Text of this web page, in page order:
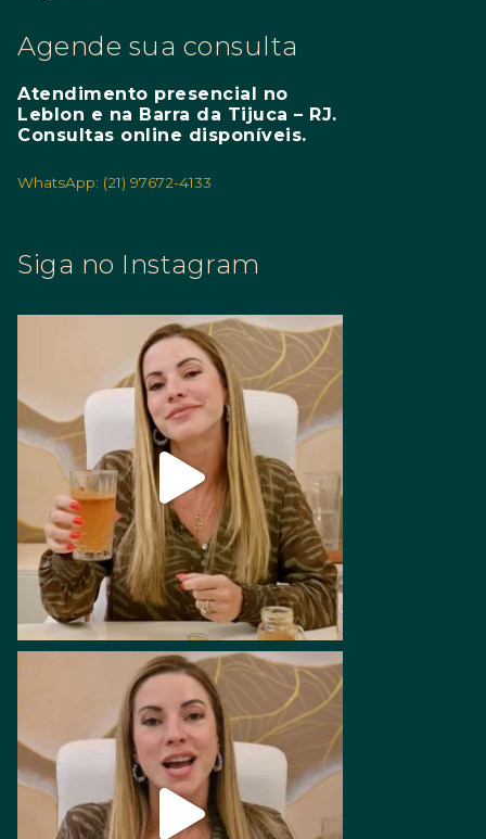
Agende sua consulta
Atendimento presencial no
Leblon e na Barra da Tijuca – RJ.
Consultas online disponíveis.
WhatsApp: (21) 97672-4133
Siga no Instagram